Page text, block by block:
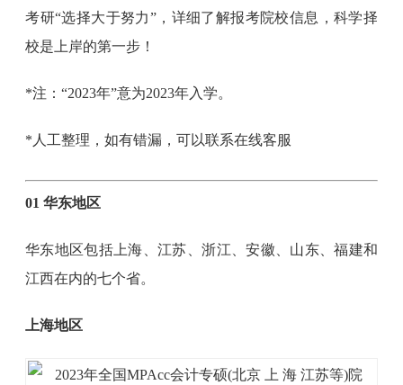
考研“选择大于努力”，详细了解报考院校信息，科学择
校是上岸的第一步！
*注：“2023年”意为2023年入学。
*人工整理，如有错漏，可以联系在线客服
01 华东地区
华东地区包括上海、江苏、浙江、安徽、山东、福建和
江西在内的七个省。
上海地区